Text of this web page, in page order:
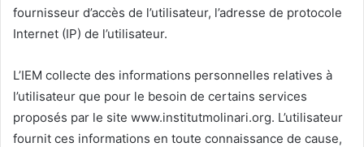
fournisseur d’accès de l’utilisateur, l’adresse de protocole
Internet (IP) de l’utilisateur.
L’IEM collecte des informations personnelles relatives à
l’utilisateur que pour le besoin de certains services
proposés par le site www.institutmolinari.org. L’utilisateur
fournit ces informations en toute connaissance de cause,